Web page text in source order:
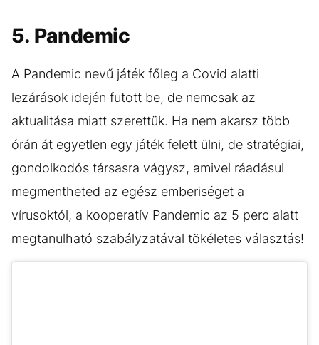
5. Pandemic
A Pandemic nevű játék főleg a Covid alatti
lezárások idején futott be, de nemcsak az
aktualitása miatt szerettük. Ha nem akarsz több
órán át egyetlen egy játék felett ülni, de stratégiai,
gondolkodós társasra vágysz, amivel ráadásul
megmentheted az egész emberiséget a
vírusoktól, a kooperatív Pandemic az 5 perc alatt
megtanulható szabályzatával tökéletes választás!